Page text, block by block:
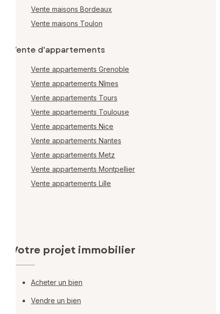
Vente maisons Bordeaux
Vente maisons Toulon
Vente d'appartements
Vente appartements Grenoble
Vente appartements Nîmes
Vente appartements Tours
Vente appartements Toulouse
Vente appartements Nice
Vente appartements Nantes
Vente appartements Metz
Vente appartements Montpellier
Vente appartements Lille
Votre projet immobilier
Acheter un bien
Vendre un bien